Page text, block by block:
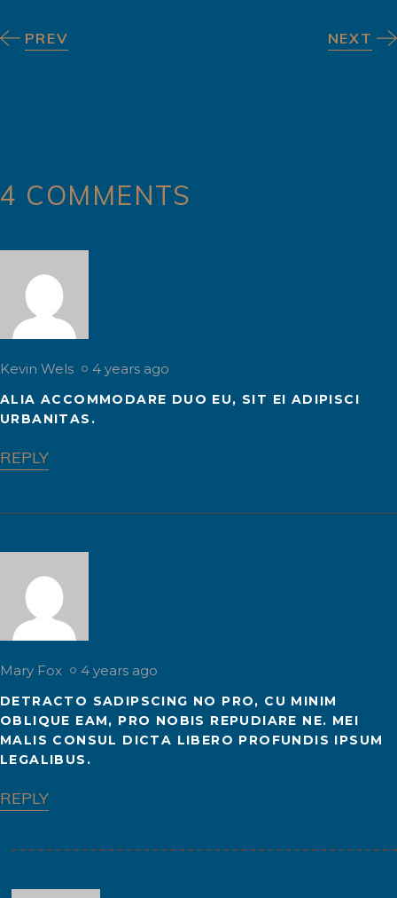
PREV NEXT
4 COMMENTS
Kevin Wels 4 years ago
ALIA ACCOMMODARE DUO EU, SIT EI ADIPISCI
URBANITAS.
REPLY
Mary Fox 4 years ago
DETRACTO SADIPSCING NO PRO, CU MINIM
OBLIQUE EAM, PRO NOBIS REPUDIARE NE. MEI
MALIS CONSUL DICTA LIBERO PROFUNDIS IPSUM
LEGALIBUS.
REPLY